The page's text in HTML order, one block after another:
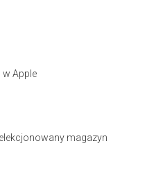
Apple
magazyn